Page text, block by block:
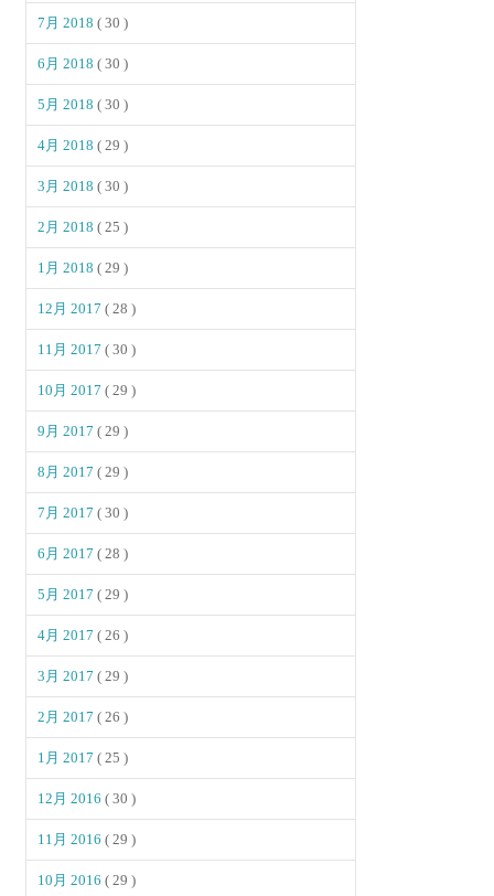
7月 2018( 30 )
6月 2018( 30 )
5月 2018( 30 )
4月 2018( 29 )
3月 2018( 30 )
2月 2018( 25 )
1月 2018( 29 )
12月 2017( 28 )
11月 2017( 30 )
10月 2017( 29 )
9月 2017( 29 )
8月 2017( 29 )
7月 2017( 30 )
6月 2017( 28 )
5月 2017( 29 )
4月 2017( 26 )
3月 2017( 29 )
2月 2017( 26 )
1月 2017( 25 )
12月 2016( 30 )
11月 2016( 29 )
10月 2016( 29 )